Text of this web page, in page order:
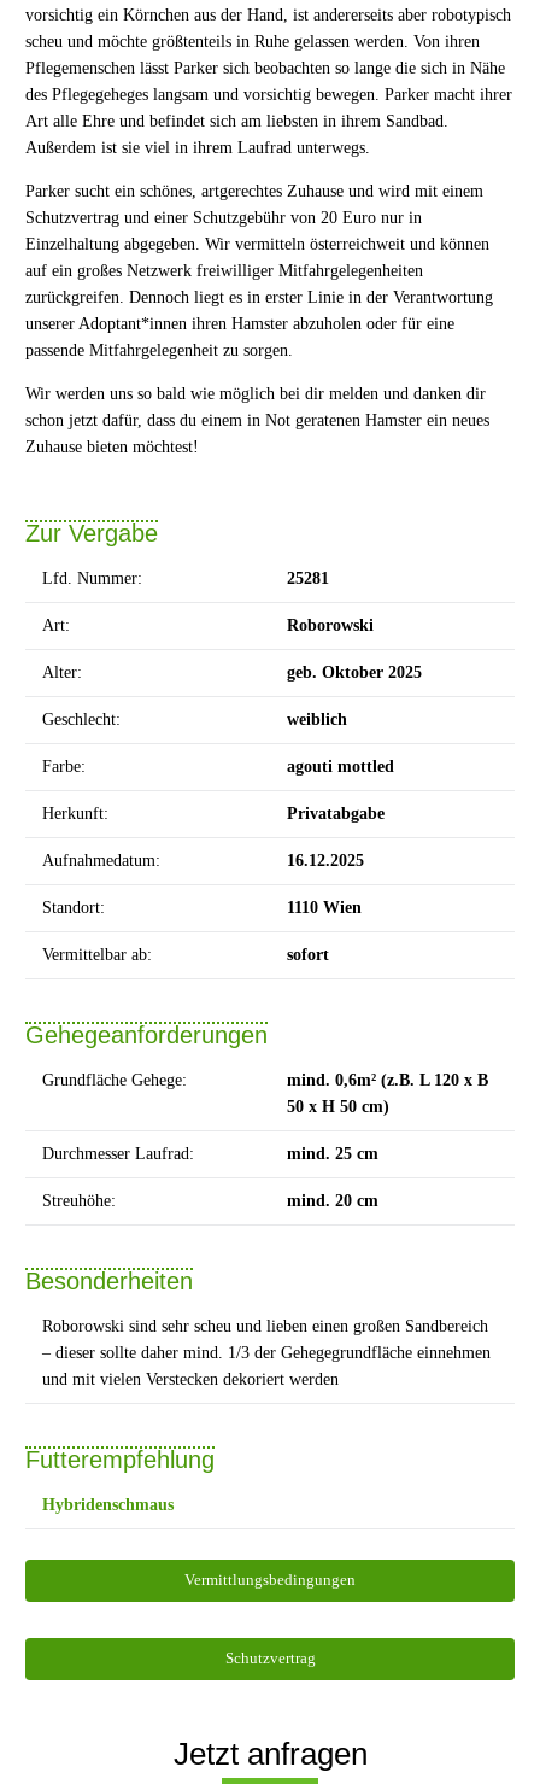
vorsichtig ein Körnchen aus der Hand, ist andererseits aber robotypisch
scheu und möchte größtenteils in Ruhe gelassen werden. Von ihren
Pflegemenschen lässt Parker sich beobachten so lange die sich in Nähe
des Pflegegeheges langsam und vorsichtig bewegen. Parker macht ihrer
Art alle Ehre und befindet sich am liebsten in ihrem Sandbad.
Außerdem ist sie viel in ihrem Laufrad unterwegs.
Parker sucht ein schönes, artgerechtes Zuhause und wird mit einem
Schutzvertrag und einer Schutzgebühr von 20 Euro nur in
Einzelhaltung abgegeben. Wir vermitteln österreichweit und können
auf ein großes Netzwerk freiwilliger Mitfahrgelegenheiten
zurückgreifen. Dennoch liegt es in erster Linie in der Verantwortung
unserer Adoptant*innen ihren Hamster abzuholen oder für eine
passende Mitfahrgelegenheit zu sorgen.
Wir werden uns so bald wie möglich bei dir melden und danken dir
schon jetzt dafür, dass du einem in Not geratenen Hamster ein neues
Zuhause bieten möchtest!
Zur Vergabe
Lfd. Nummer: 25281
Art: Roborowski
Alter: geb. Oktober 2025
Geschlecht: weiblich
Farbe: agouti mottled
Herkunft: Privatabgabe
Aufnahmedatum: 16.12.2025
Standort: 1110 Wien
Vermittelbar ab: sofort
Gehegeanforderungen
Grundfläche Gehege:
mind. 0,6m² (z.B. L 120 x B
50 x H 50 cm)
Durchmesser Laufrad: mind. 25 cm
Streuhöhe: mind. 20 cm
Besonderheiten
Roborowski sind sehr scheu und lieben einen großen Sandbereich
– dieser sollte daher mind. 1/3 der Gehegegrundfläche einnehmen
und mit vielen Verstecken dekoriert werden
Futterempfehlung
Hybridenschmaus
Vermittlungsbedingungen
Schutzvertrag
Jetzt anfragen